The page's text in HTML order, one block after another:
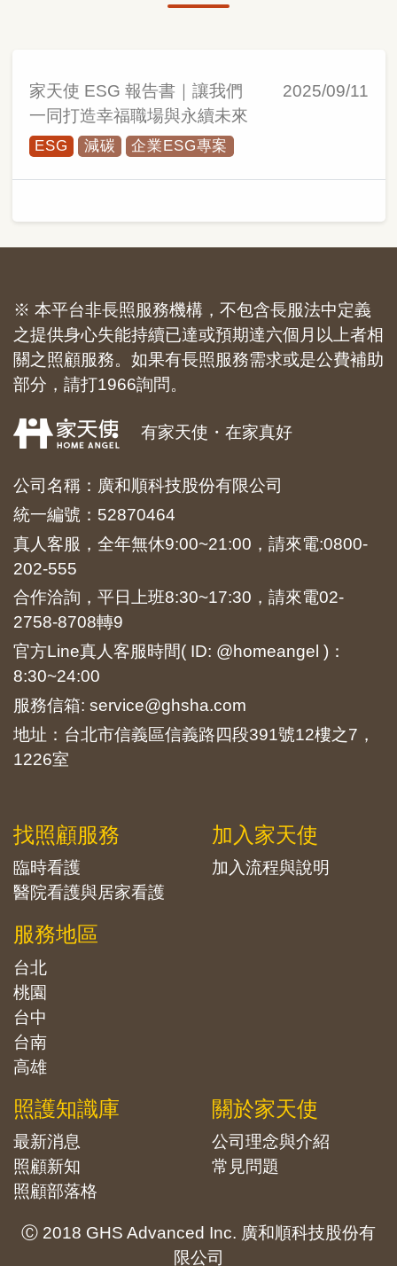
家天使 ESG 報告書｜讓我們
一同打造幸福職場與永續未來
ESG 減碳 企業ESG專案
2025/09/11
※ 本平台非長照服務機構，不包含長服法中定義
之提供身心失能持續已達或預期達六個月以上者相
關之照顧服務。如果有長照服務需求或是公費補助
部分，請打1966詢問。
有家天使・在家真好
公司名稱：廣和順科技股份有限公司
統一編號：52870464
真人客服，全年無休9:00~21:00，請來電:0800-
202-555
合作洽詢，平日上班8:30~17:30，請來電02-
2758-8708轉9
官方Line真人客服時間( ID: @homeangel )：
8:30~24:00
服務信箱: service@ghsha.com
地址：台北市信義區信義路四段391號12樓之7，
1226室
找照顧服務
臨時看護
醫院看護與居家看護
服務地區
台北
桃園
台中
台南
高雄
加入家天使
加入流程與說明
照護知識庫
最新消息
照顧新知
照顧部落格
關於家天使
公司理念與介紹
常見問題
Ⓒ 2018 GHS Advanced Inc. 廣和順科技股份有
限公司